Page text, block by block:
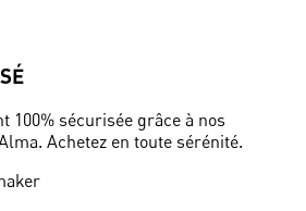
100% sécurisée grâce à nos
Achetez en toute sérénité.